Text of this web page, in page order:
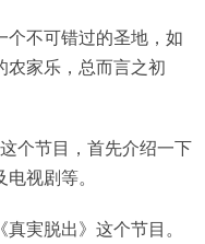
不可错过的圣地，如
农家乐，总而言之初
个节目，首先介绍一下
视剧等。
実脱出》这个节目。